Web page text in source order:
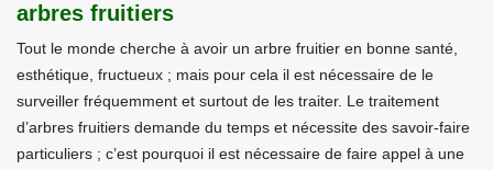
arbres fruitiers
Tout le monde cherche à avoir un arbre fruitier en bonne santé,
esthétique, fructueux ; mais pour cela il est nécessaire de le
surveiller fréquemment et surtout de les traiter. Le traitement
d’arbres fruitiers demande du temps et nécessite des savoir-faire
particuliers ; c’est pourquoi il est nécessaire de faire appel à une